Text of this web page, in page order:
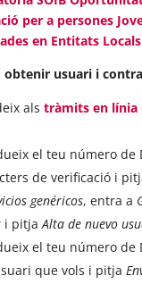
per a persones
en Entitats Locals
obtenir usuari i
als tràmits en línia
el teu número de
de verificació i
genéricos, entra a
i pitjaAlta de nuevo
el teu número de
que vols i pitja